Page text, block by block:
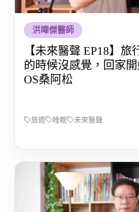
洪暐傑醫師
【未來醫聲 EP18】
的時候沒感覺，回家
OS桑阿松
旅遊 睡眠 未來醫聲